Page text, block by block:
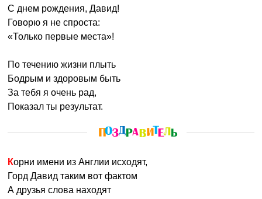
С днем рождения, Давид!
Говорю я не спроста:
«Только первые места»!
По течению жизни плыть
Бодрым и здоровым быть
За тебя я очень рад,
Показал ты результат.
Корни имени из Англии исходят,
Горд Давид таким вот фактом
А друзья слова находят